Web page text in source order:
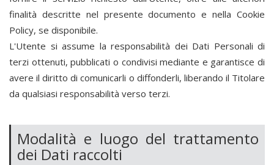
finalità descritte nel presente documento e nella Cookie
Policy, se disponibile.
L'Utente si assume la responsabilità dei Dati Personali di
terzi ottenuti, pubblicati o condivisi mediante e garantisce di
avere il diritto di comunicarli o diffonderli, liberando il Titolare
da qualsiasi responsabilità verso terzi.
Modalità e luogo del trattamento
dei Dati raccolti